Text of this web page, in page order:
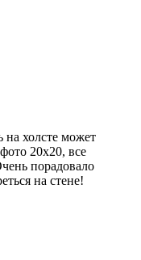
на холсте может
20х20, все
порадовало
на стене!